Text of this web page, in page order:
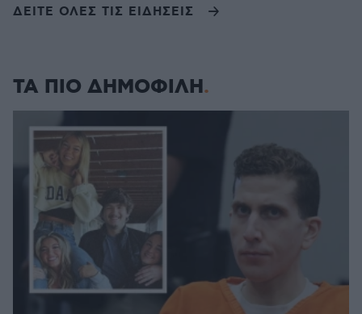
ΔΕΙΤΕ ΟΛΕΣ ΤΙΣ ΕΙΔΗΣΕΙΣ
ΤΑ ΠΙΟ ΔΗΜΟΦΙΛΗ